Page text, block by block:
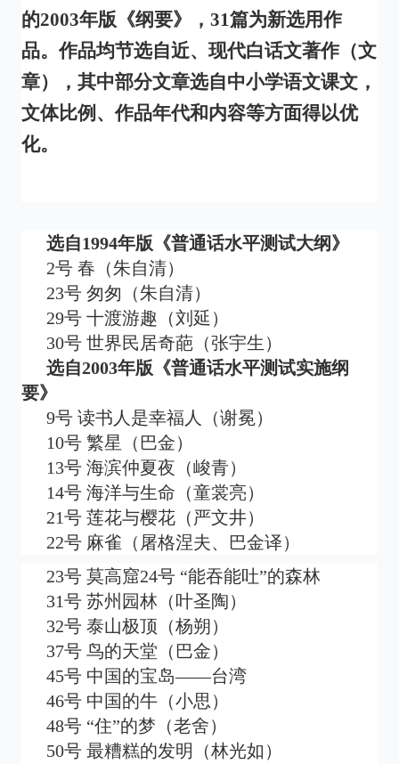
的2003年版《纲要》，31篇为新选用作
品。作品均节选自近、现代白话文著作（文
章），其中部分文章选自中小学语文课文，
文体比例、作品年代和内容等方面得以优
化。
选自1994年版《普通话水平测试大纲》
2号 春（朱自清）
23号 匆匆（朱自清）
29号 十渡游趣（刘延）
30号 世界民居奇葩（张宇生）
选自2003年版《普通话水平测试实施纲
要》
9号 读书人是幸福人（谢冕）
10号 繁星（巴金）
13号 海滨仲夏夜（峻青）
14号 海洋与生命（童裳亮）
21号 莲花与樱花（严文井）
22号 麻雀（屠格涅夫、巴金译）
23号 莫高窟24号 “能吞能吐”的森林
31号 苏州园林（叶圣陶）
32号 泰山极顶（杨朔）
37号 鸟的天堂（巴金）
45号 中国的宝岛——台湾
46号 中国的牛（小思）
48号 “住”的梦（老舍）
50号 最糟糕的发明（林光如）